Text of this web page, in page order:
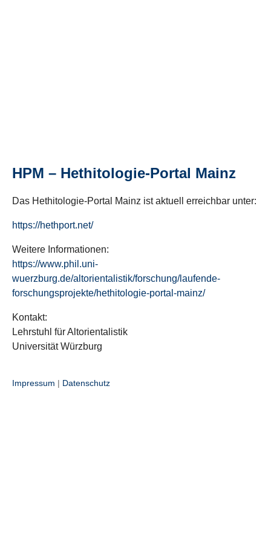
HPM – Hethitologie-Portal Mainz
Das Hethitologie-Portal Mainz ist aktuell erreichbar unter:
https://hethport.net/
Weitere Informationen:
https://www.phil.uni-
wuerzburg.de/altorientalistik/forschung/laufende-
forschungsprojekte/hethitologie-portal-mainz/
Kontakt:
Lehrstuhl für Altorientalistik
Universität Würzburg
Impressum | Datenschutz